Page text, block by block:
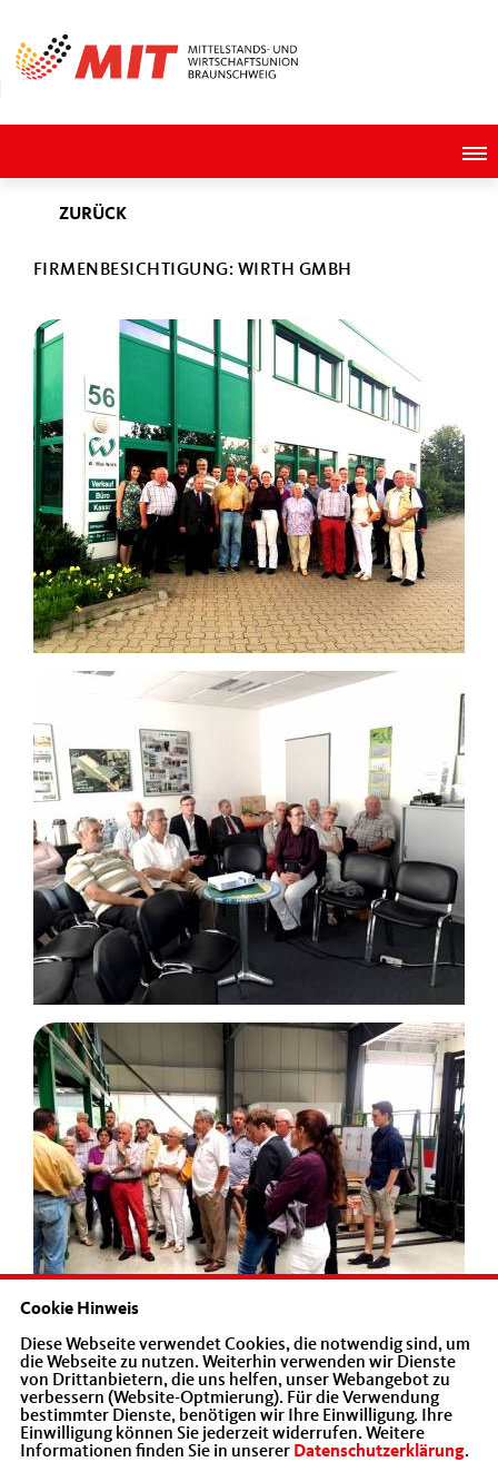
ZURÜCK
FIRMENBESICHTIGUNG: WIRTH GMBH
Cookie Hinweis
Diese Webseite verwendet Cookies, die notwendig sind, um
die Webseite zu nutzen. Weiterhin verwenden wir Dienste
von Drittanbietern, die uns helfen, unser Webangebot zu
verbessern (Website-Optmierung). Für die Verwendung
bestimmter Dienste, benötigen wir Ihre Einwilligung. Ihre
Einwilligung können Sie jederzeit widerrufen. Weitere
Informationen finden Sie in unserer Datenschutzerklärung.